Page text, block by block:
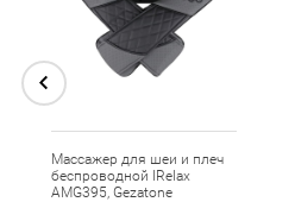
Массажер для шеи и плеч
беспроводной IRelax
AMG395, Gezatone